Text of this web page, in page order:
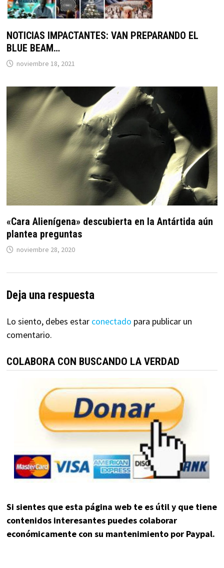
NOTICIAS IMPACTANTES: VAN PREPARANDO EL
BLUE BEAM…
noviembre 18, 2021
«Cara Alienígena» descubierta en la Antártida aún
plantea preguntas
noviembre 28, 2020
Deja una respuesta
Lo siento, debes estar conectado para publicar un
comentario.
COLABORA CON BUSCANDO LA VERDAD
Si sientes que esta página web te es útil y que tiene
contenidos interesantes puedes colaborar
económicamente con su mantenimiento por Paypal.